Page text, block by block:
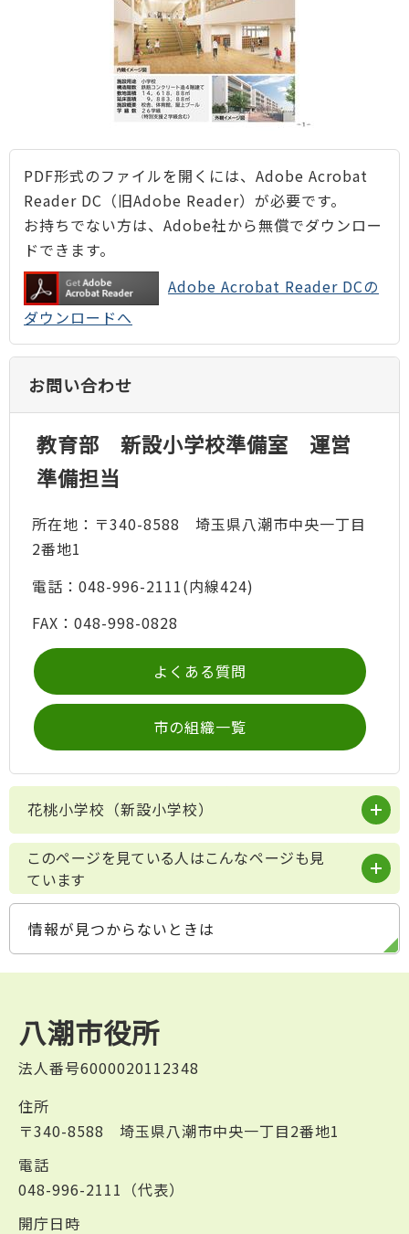
PDF形式のファイルを開くには、Adobe Acrobat
Reader DC（旧Adobe Reader）が必要です。
お持ちでない方は、Adobe社から無償でダウンロー
ドできます。
Adobe Acrobat Reader DCの
ダウンロードへ
お問い合わせ
教育部 新設小学校準備室 運営
準備担当
所在地：〒340-8588 埼玉県八潮市中央一丁目
2番地1
電話：048-996-2111(内線424)
FAX：048-998-0828
よくある質問
市の組織一覧
花桃小学校（新設小学校）
このページを見ている人はこんなページも見
ています
情報が見つからないときは
八潮市役所
法人番号6000020112348
住所
〒340-8588 埼玉県八潮市中央一丁目2番地1
電話
048-996-2111（代表）
開庁日時